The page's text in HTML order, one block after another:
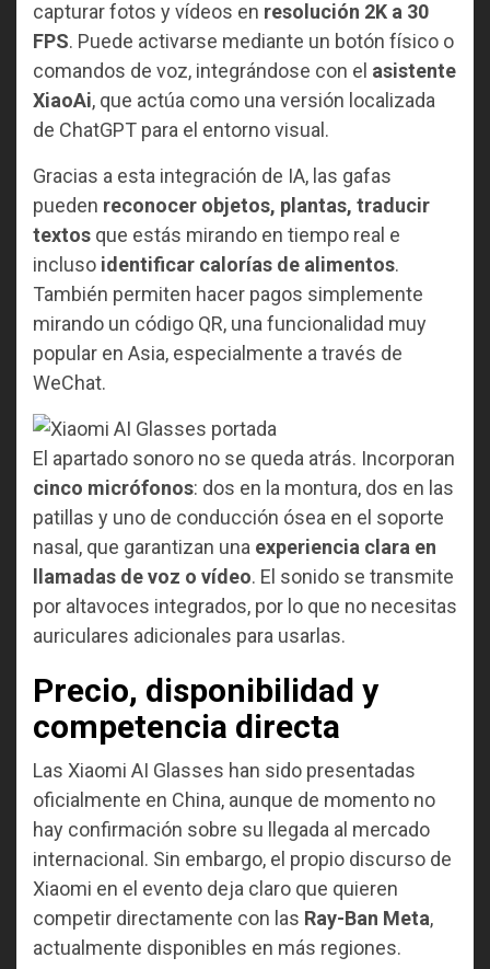
capturar fotos y vídeos en resolución 2K a 30
FPS. Puede activarse mediante un botón físico o
comandos de voz, integrándose con el asistente
XiaoAi, que actúa como una versión localizada
de ChatGPT para el entorno visual.
Gracias a esta integración de IA, las gafas
pueden reconocer objetos, plantas, traducir
textos que estás mirando en tiempo real e
incluso identificar calorías de alimentos.
También permiten hacer pagos simplemente
mirando un código QR, una funcionalidad muy
popular en Asia, especialmente a través de
WeChat.
El apartado sonoro no se queda atrás. Incorporan
cinco micrófonos: dos en la montura, dos en las
patillas y uno de conducción ósea en el soporte
nasal, que garantizan una experiencia clara en
llamadas de voz o vídeo. El sonido se transmite
por altavoces integrados, por lo que no necesitas
auriculares adicionales para usarlas.
Precio, disponibilidad y
competencia directa
Las Xiaomi AI Glasses han sido presentadas
oficialmente en China, aunque de momento no
hay confirmación sobre su llegada al mercado
internacional. Sin embargo, el propio discurso de
Xiaomi en el evento deja claro que quieren
competir directamente con las Ray-Ban Meta,
actualmente disponibles en más regiones.